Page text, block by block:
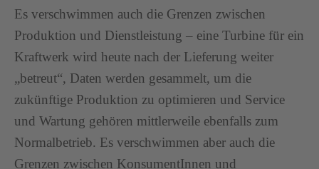
Es verschwimmen auch die Grenzen zwischen
Produktion und Dienstleistung – eine Turbine für ein
Kraftwerk wird heute nach der Lieferung weiter
„betreut“, Daten werden gesammelt, um die
zukünftige Produktion zu optimieren und Service
und Wartung gehören mittlerweile ebenfalls zum
Normalbetrieb. Es verschwimmen aber auch die
Grenzen zwischen KonsumentInnen und